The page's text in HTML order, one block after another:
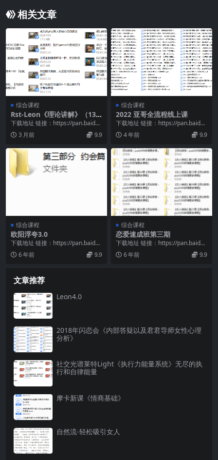
相关文章
综合课程
Rst-Leon《理论讲解》（13
集）
下载地址 链接：https://pan.baidu.
com/s/1M0s1-sQ...
3 月前 9.9
综合课程
2022 亚哥全流程线上课
下载地址 链接：https://pan.baidu.
com/s/1yDtXxbW...
4 年前 9.9
综合课程
欧阳浮夸3.0
下载地址 链接：https://pan.baidu.
com/s/1IFndcbI...
6 年前 9.9
综合课程
恋爱速成班第三期
下载地址 链接：https://pan.baidu.
com/s/13JuW-l9...
6 年前 9.9
文章推荐
Leon4.0
2018年闪恋会《内部答疑以及君君导师女性心理
分析》
社交光谱莱特Light《执行力能量系统》无尽的执
行和自律能量
摩卡新课《情商基础》
自然流-轻松吸引女人